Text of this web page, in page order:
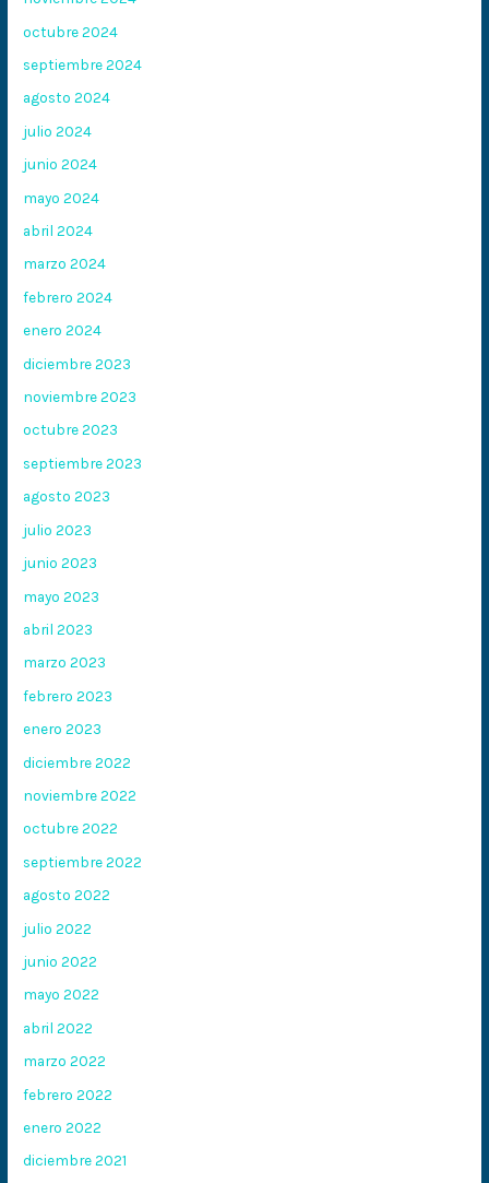
octubre 2024
septiembre 2024
agosto 2024
julio 2024
junio 2024
mayo 2024
abril 2024
marzo 2024
febrero 2024
enero 2024
diciembre 2023
noviembre 2023
octubre 2023
septiembre 2023
agosto 2023
julio 2023
junio 2023
mayo 2023
abril 2023
marzo 2023
febrero 2023
enero 2023
diciembre 2022
noviembre 2022
octubre 2022
septiembre 2022
agosto 2022
julio 2022
junio 2022
mayo 2022
abril 2022
marzo 2022
febrero 2022
enero 2022
diciembre 2021